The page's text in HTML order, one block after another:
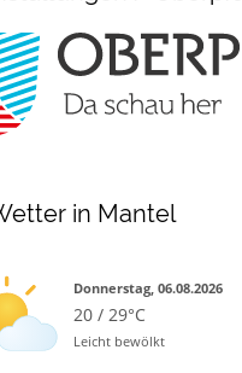
in Mantel
Donnerstag, 06.08.2026
20 / 29°C
Leicht bewölkt